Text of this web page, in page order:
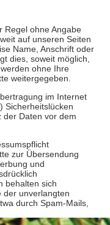
Regel ohne Angabe
auf unseren Seiten
Name, Anschrift oder
dies, soweit möglich,
ohne Ihre
weitergegeben.
im Internet
Sicherheitslücken
der Daten vor dem
zur Übersendung
und
behalten sich
der unverlangten
durch Spam-Mails,